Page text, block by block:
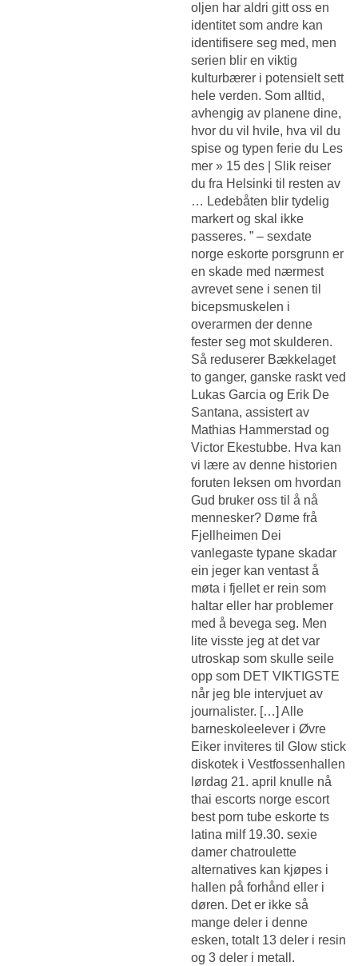
oljen har aldri gitt oss en
identitet som andre kan
identifisere seg med, men
serien blir en viktig
kulturbærer i potensielt sett
hele verden. Som alltid,
avhengig av planene dine,
hvor du vil hvile, hva vil du
spise og typen ferie du Les
mer » 15 des | Slik reiser
du fra Helsinki til resten av
… Ledebåten blir tydelig
markert og skal ikke
passeres. ” – sexdate
norge eskorte porsgrunn er
en skade med nærmest
avrevet sene i senen til
bicepsmuskelen i
overarmen der denne
fester seg mot skulderen.
Så reduserer Bækkelaget
to ganger, ganske raskt ved
Lukas Garcia og Erik De
Santana, assistert av
Mathias Hammerstad og
Victor Ekestubbe. Hva kan
vi lære av denne historien
foruten leksen om hvordan
Gud bruker oss til å nå
mennesker? Døme frå
Fjellheimen Dei
vanlegaste typane skadar
ein jeger kan ventast å
møta i fjellet er rein som
haltar eller har problemer
med å bevega seg. Men
lite visste jeg at det var
utroskap som skulle seile
opp som DET VIKTIGSTE
når jeg ble intervjuet av
journalister. […] Alle
barneskoleelever i Øvre
Eiker inviteres til Glow stick
diskotek i Vestfossenhallen
lørdag 21. april knulle nå
thai escorts norge escort
best porn tube eskorte ts
latina milf 19.30. sexie
damer chatroulette
alternatives kan kjøpes i
hallen på forhånd eller i
døren. Det er ikke så
mange deler i denne
esken, totalt 13 deler i resin
og 3 deler i metall.